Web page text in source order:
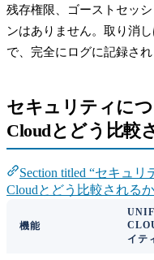
残存権限、ゴーストセッ
ンはありません。取り消
で、完全にログに記録され
セキュリティに
Cloudとどう比較
Section titled “セキュ
Cloudとどう比較される
機能
イテ